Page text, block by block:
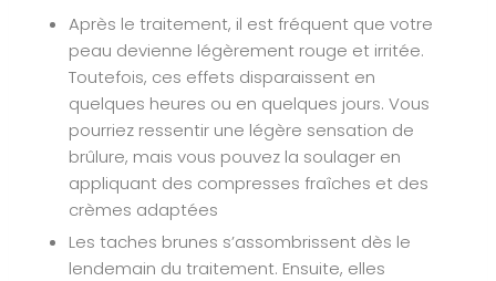
Après le traitement, il est fréquent que votre
peau devienne légèrement rouge et irritée.
Toutefois, ces effets disparaissent en
quelques heures ou en quelques jours. Vous
pourriez ressentir une légère sensation de
brûlure, mais vous pouvez la soulager en
appliquant des compresses fraîches et des
crèmes adaptées
Les taches brunes s’assombrissent dès le
lendemain du traitement. Ensuite, elles